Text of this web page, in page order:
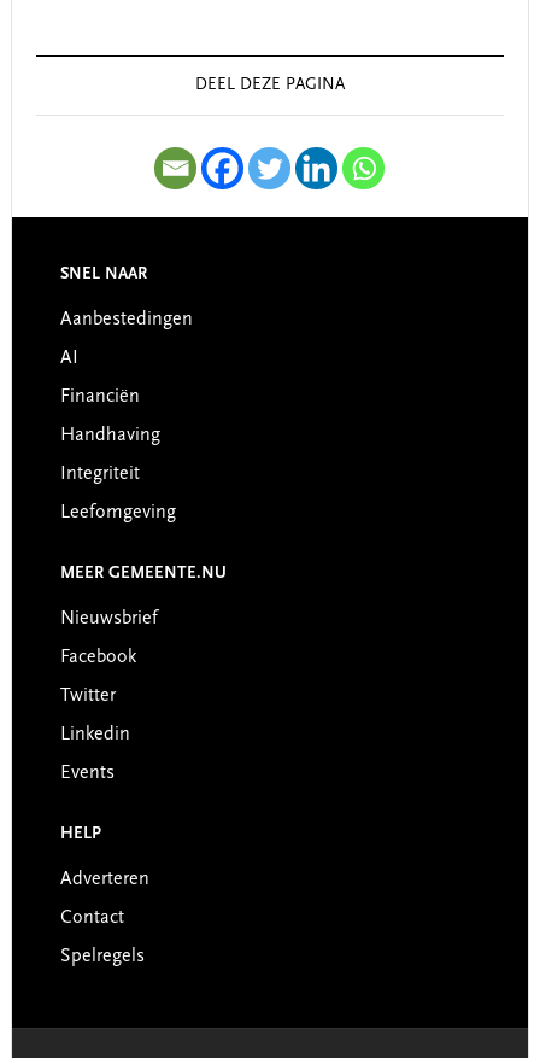
Sidebar
DEEL DEZE PAGINA
Footer
SNEL NAAR
Aanbestedingen
AI
Financiën
Handhaving
Integriteit
Leefomgeving
MEER GEMEENTE.NU
Nieuwsbrief
Facebook
Twitter
Linkedin
Events
HELP
Adverteren
Contact
Spelregels